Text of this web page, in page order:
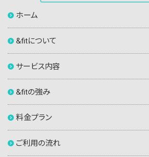
ホーム
&fitについて
サービス内容
&fitの強み
料金プラン
ご利用の流れ